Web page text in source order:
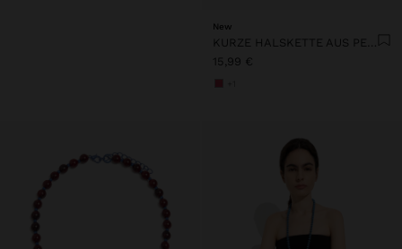
New
KURZE HALSKETTE AUS PERLEN MIT BLUMENANHÄNGER
15,99 €